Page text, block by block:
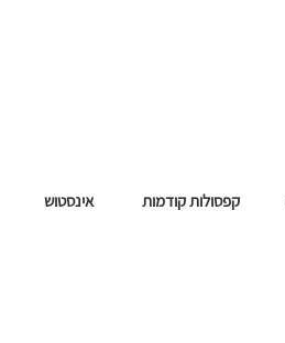
קפסולות קודמות אינסטוש